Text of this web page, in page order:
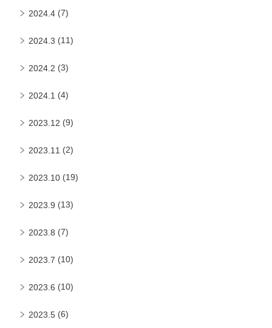
2024.4 (7)
2024.3 (11)
2024.2 (3)
2024.1 (4)
2023.12 (9)
2023.11 (2)
2023.10 (19)
2023.9 (13)
2023.8 (7)
2023.7 (10)
2023.6 (10)
2023.5 (6)